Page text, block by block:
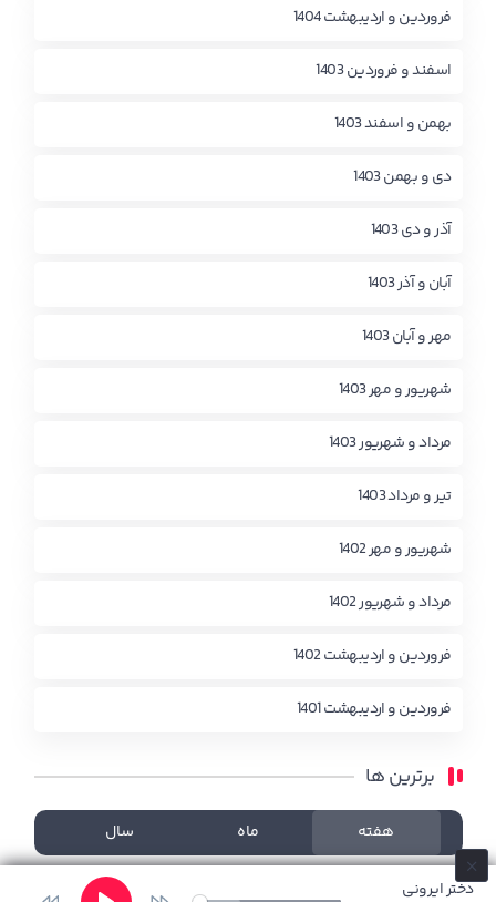
دختر ایرونی
فروردین و اردیبهشت 1404
اسفند و فروردین 1403
بهمن و اسفند 1403
دی و بهمن 1403
آذر و دی 1403
آبان و آذر 1403
مهر و آبان 1403
شهریور و مهر 1403
مرداد و شهریور 1403
تیر و مرداد 1403
شهریور و مهر 1402
مرداد و شهریور 1402
فروردین و اردیبهشت 1402
فروردین و اردیبهشت 1401
برترین ها
هفته ماه سال